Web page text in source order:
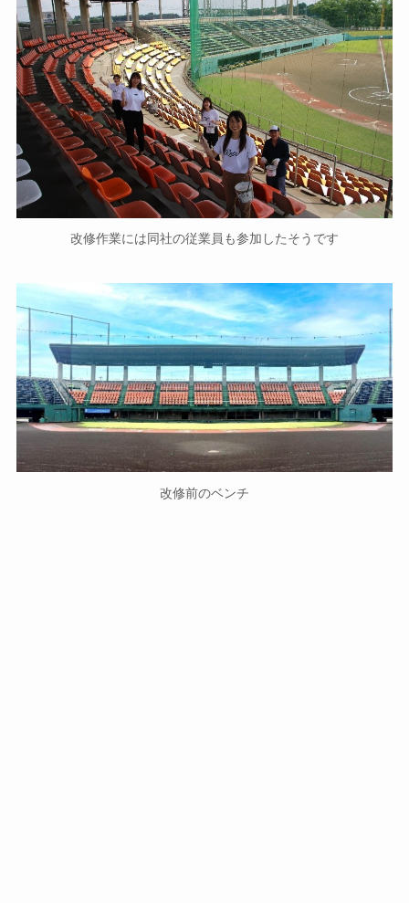
改修作業には同社の従業員も参加したそうです
改修前のベンチ